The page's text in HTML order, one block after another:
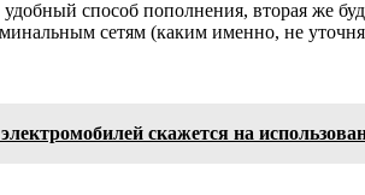
способ пополнения, вторая же
сетям (каким именно, не
скажется на